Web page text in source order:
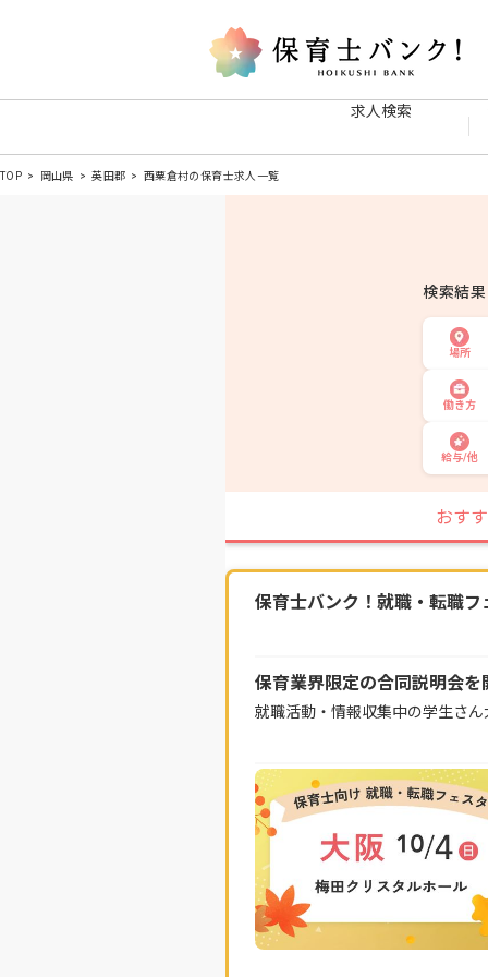
求人検索
TOP 岡山県 英田郡 西粟倉村の保育士求人一覧
検索結
場所
働き方
給与/他
おす
保育士バンク！就職・転職フ
保育業界限定の合同説明会を
就職活動・情報収集中の学生さん